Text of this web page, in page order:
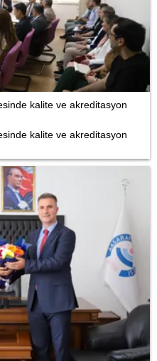
kalite ve akreditasyon
kalite ve akreditasyon